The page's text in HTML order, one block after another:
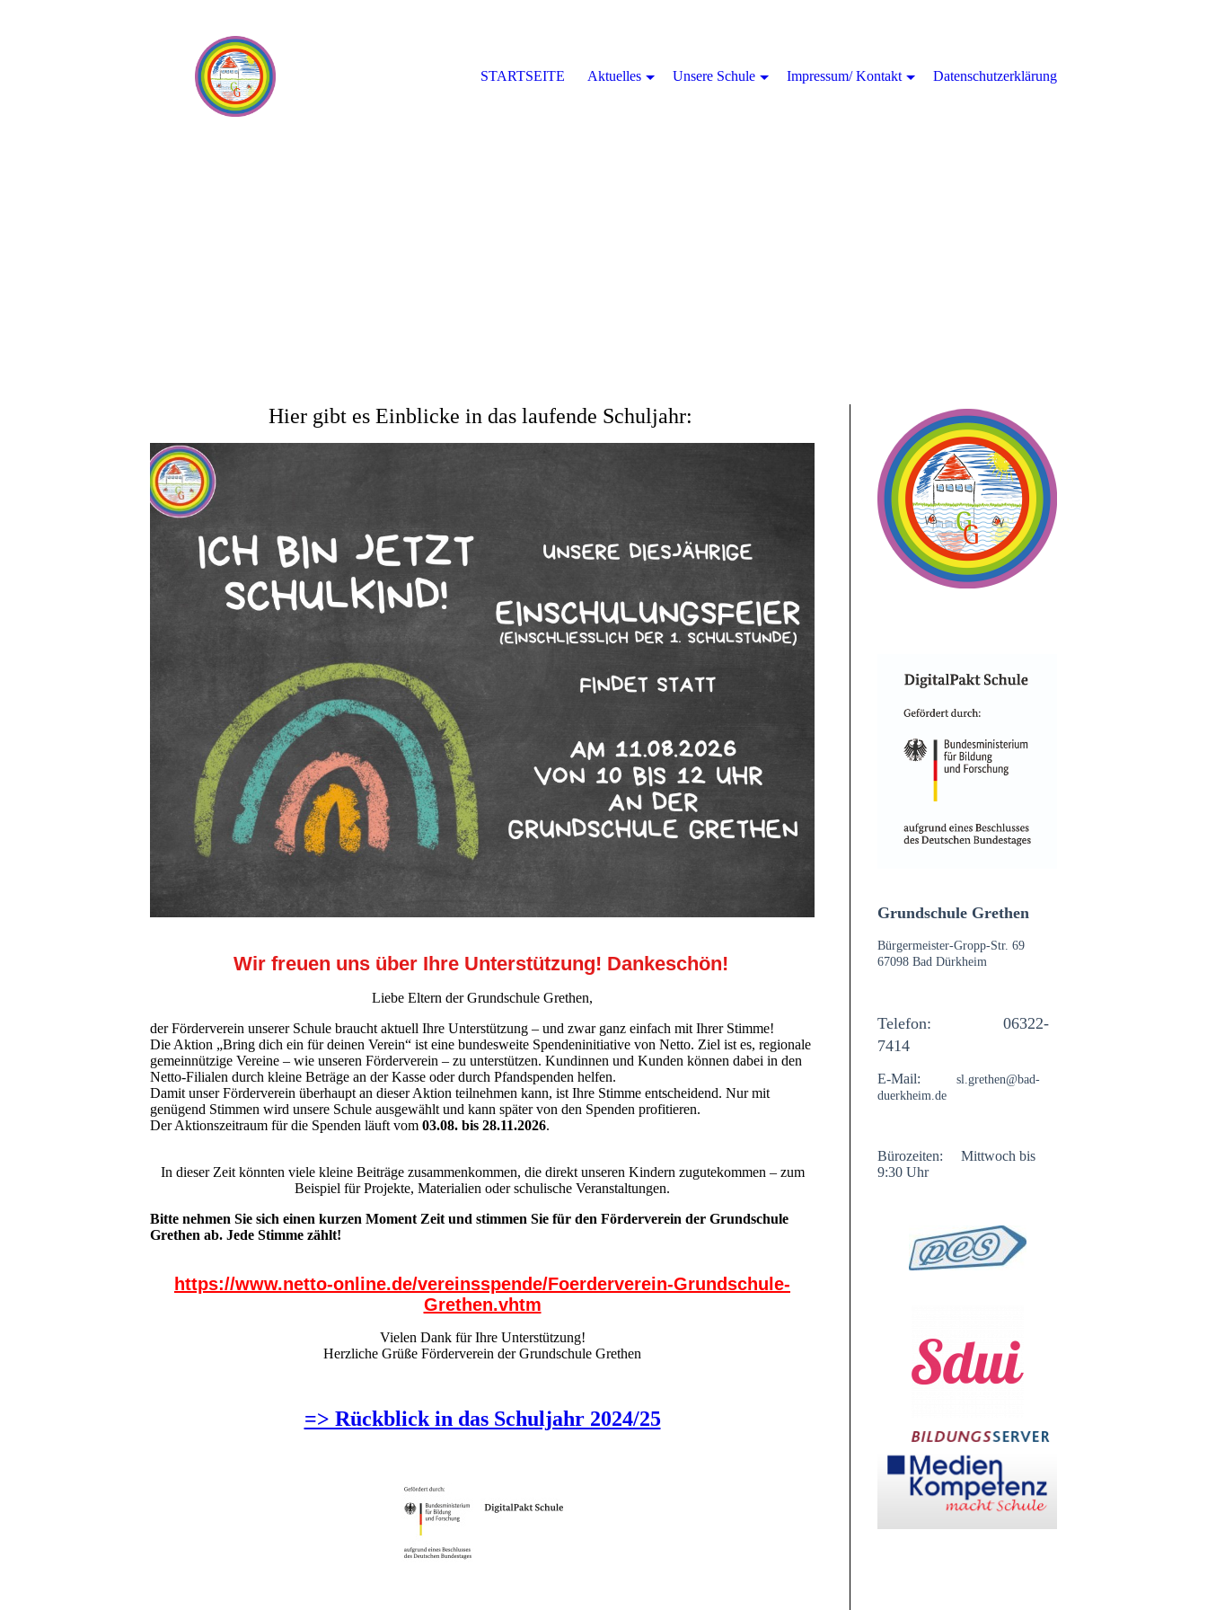
Hier gibt es Einblicke in das laufende Schuljahr:
Wir freuen uns über Ihre Unterstützung! Dankeschön!
Liebe Eltern der Grundschule Grethen,
der Förderverein unserer Schule braucht aktuell Ihre Unterstützung – und zwar ganz einfach mit Ihrer Stimme!
Die Aktion „Bring dich ein für deinen Verein“ ist eine bundesweite Spendeninitiative von Netto. Ziel ist es, regionale
gemeinnützige Vereine – wie unseren Förderverein – zu unterstützen. Kundinnen und Kunden können dabei in den
Netto-Filialen durch kleine Beträge an der Kasse oder durch Pfandspenden helfen.
Damit unser Förderverein überhaupt an dieser Aktion teilnehmen kann, ist Ihre Stimme entscheidend. Nur mit
genügend Stimmen wird unsere Schule ausgewählt und kann später von den Spenden profitieren.
Der Aktionszeitraum für die Spenden läuft vom 03.08. bis 28.11.2026.
In dieser Zeit könnten viele kleine Beiträge zusammenkommen, die direkt unseren Kindern zugutekommen – zum
Beispiel für Projekte, Materialien oder schulische Veranstaltungen.
Bitte nehmen Sie sich einen kurzen Moment Zeit und stimmen Sie für den Förderverein der Grundschule
Grethen ab. Jede Stimme zählt!
https://www.netto-online.de/vereinsspende/Foerderverein-Grundschule-
Grethen.vhtm
Vielen Dank für Ihre Unterstützung!
Herzliche Grüße Förderverein der Grundschule Grethen
=> Rückblick in das Schuljahr 2024/25
Grundschule Grethen
Bürgermeister-Gropp-Str. 69
67098 Bad Dürkheim
Telefon: 06322-
7414
E-Mail: sl.grethen@bad-
duerkheim.de
Bürozeiten: Mittwoch bis
9:30 Uhr
STARTSEITE Aktuelles Unsere Schule Impressum/ Kontakt Datenschutzerklärung